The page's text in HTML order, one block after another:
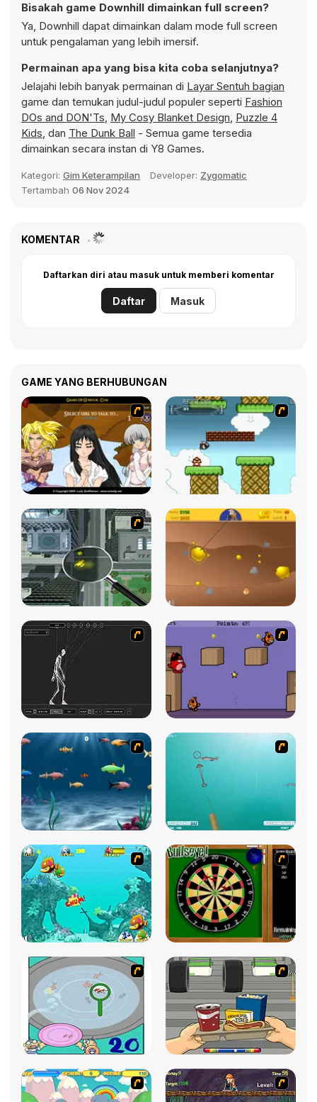
Bisakah game Downhill dimainkan full screen?
Ya, Downhill dapat dimainkan dalam mode full screen
untuk pengalaman yang lebih imersif.
Permainan apa yang bisa kita coba selanjutnya?
Jelajahi lebih banyak permainan di Layar Sentuh bagian
game dan temukan judul-judul populer seperti Fashion
DOs and DON'Ts, My Cosy Blanket Design, Puzzle 4
Kids, dan The Dunk Ball - Semua game tersedia
dimainkan secara instan di Y8 Games.
Kategori: Gim Keterampilan Developer: Zygomatic
Tertambah 06 Nov 2024
KOMENTAR
Daftarkan diri atau masuk untuk memberi komentar
Daftar Masuk
GAME YANG BERHUBUNGAN